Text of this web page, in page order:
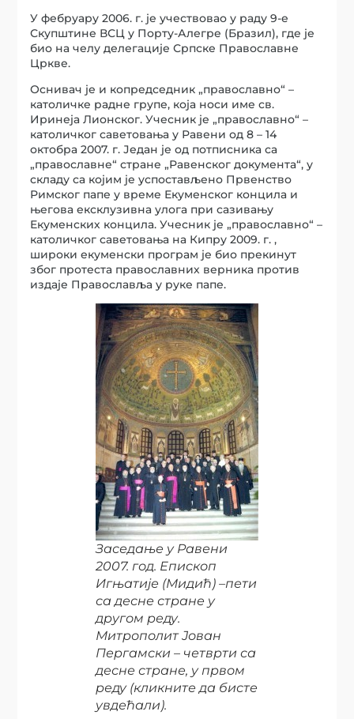
У фебруару 2006. г. је учествовао у раду 9-е
Скупштине ВСЦ у Порту-Алегрe (Бразил), где је
био на челу делегације Српске Православне
Цркве.
Оснивач је и копредседник „православно“ –
католичке радне групе, која носи име св.
Иринеја Лионског. Учесник је „православно“ –
католичког саветовања у Равени од 8 – 14
октобра 2007. г. Један је од потписника са
„православне“ стране „Равенског документа“, у
складу са којим је успостављено Првенство
Римског папе у време Екуменског концила и
његова ексклузивна улога при сазивању
Екуменских концила. Учесник је „православно“ –
католичког саветовања на Кипру 2009. г. ,
широки екуменски програм је био прекинут
због протеста православних верника против
издаје Православља у руке папе.
Заседање у Равени
2007. год. Епископ
Игњатије (Мидић) –пети
са десне стране у
другом реду.
Митрополит Јован
Пергамски – четврти са
десне стране, у првом
реду (кликните да бисте
увдећали).